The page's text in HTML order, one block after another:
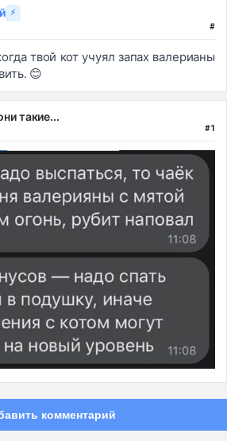
⚡
#
твой кот учуял запах валерианы
😊
такие...
#1
комментарий